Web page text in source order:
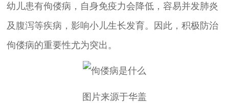
幼儿患有佝偻病，自身免疫力会降低，容易并发肺炎
及腹泻等疾病，影响小儿生长发育。因此，积极防治
佝偻病的重要性尤为突出。
图片来源于华盖